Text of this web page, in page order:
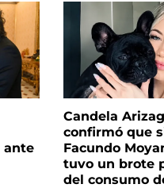
ante
Candela
confirmó que
Facundo
tuvo un brote
del consumo